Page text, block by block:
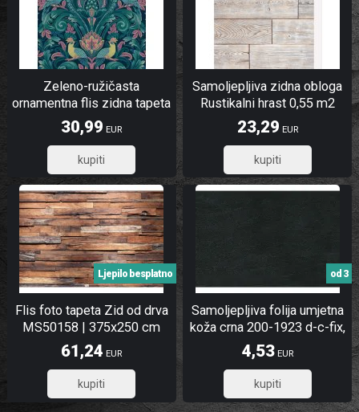
Zeleno-ružičasta
ornamentna flis zidna tapeta
| A67801 | Ljepilo gratis
30,99 EUR
24,79
Samoljepljiva zidna obloga
Rustikalni hrast 0,55 m2
23,29 EUR
18,63
Flis foto tapeta Zid od drva
MS50158 | 375x250 cm
Ljepilo besplatno
61,24 EUR
48,99
Samoljepljiva folija umjetna
koža crna 200-1923 d-c-fix,
širina 45 cm
od 3
4,53EUR
3,62